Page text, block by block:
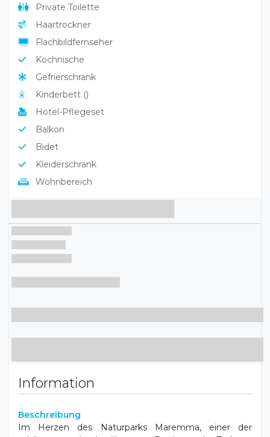
Private Toilette
Haartrockner
Flachbildfernseher
Kochnische
Gefrierschrank
Kinderbett ()
Hotel-Pflegeset
Balkon
Bidet
Kleiderschrank
Wohnbereich
Information
Beschreibung
Im Herzen des Naturparks Maremma, einer der